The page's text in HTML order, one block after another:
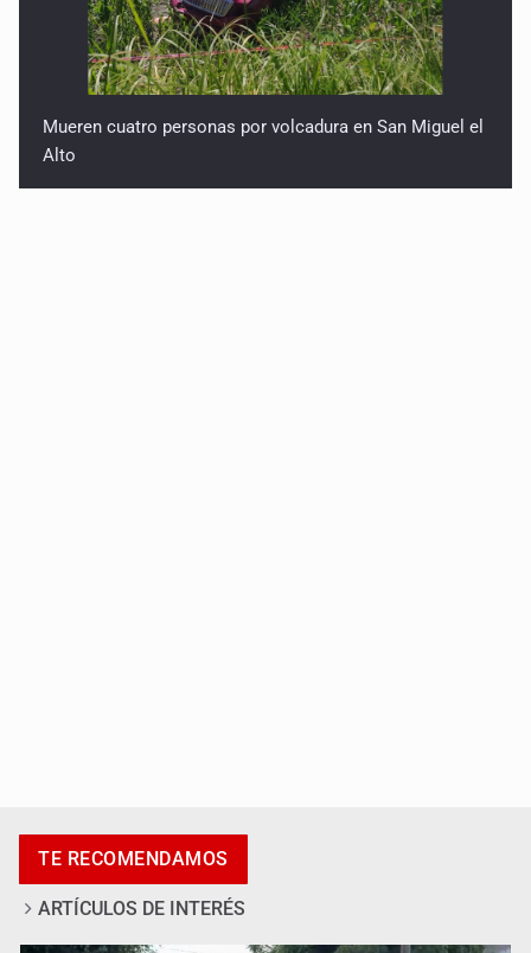
Mueren cuatro personas por volcadura en San Miguel el
Alto
Asesinan a tres luego de dos ataques armados
TE RECOMENDAMOS
ARTÍCULOS DE INTERÉS